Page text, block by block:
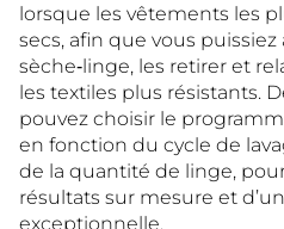
lorsque les vêtements les
secs, afin que vous puissiez
sèche‑linge, les retirer et
les textiles plus résistants.
pouvez choisir le
en fonction du cycle de
de la quantité de linge,
résultats sur mesure et
exceptionnelle.